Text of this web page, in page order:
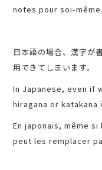
notes pour soi-même.
日本語の場合、漢字が
用できてしまいます。
In Japanese, even if
hiragana or katakana
En japonais, même
peut les remplacer